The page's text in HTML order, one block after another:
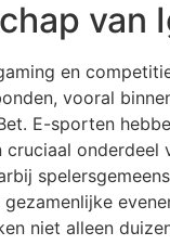
van
en
vooral
E-sporten
onderdeel
niet alleen